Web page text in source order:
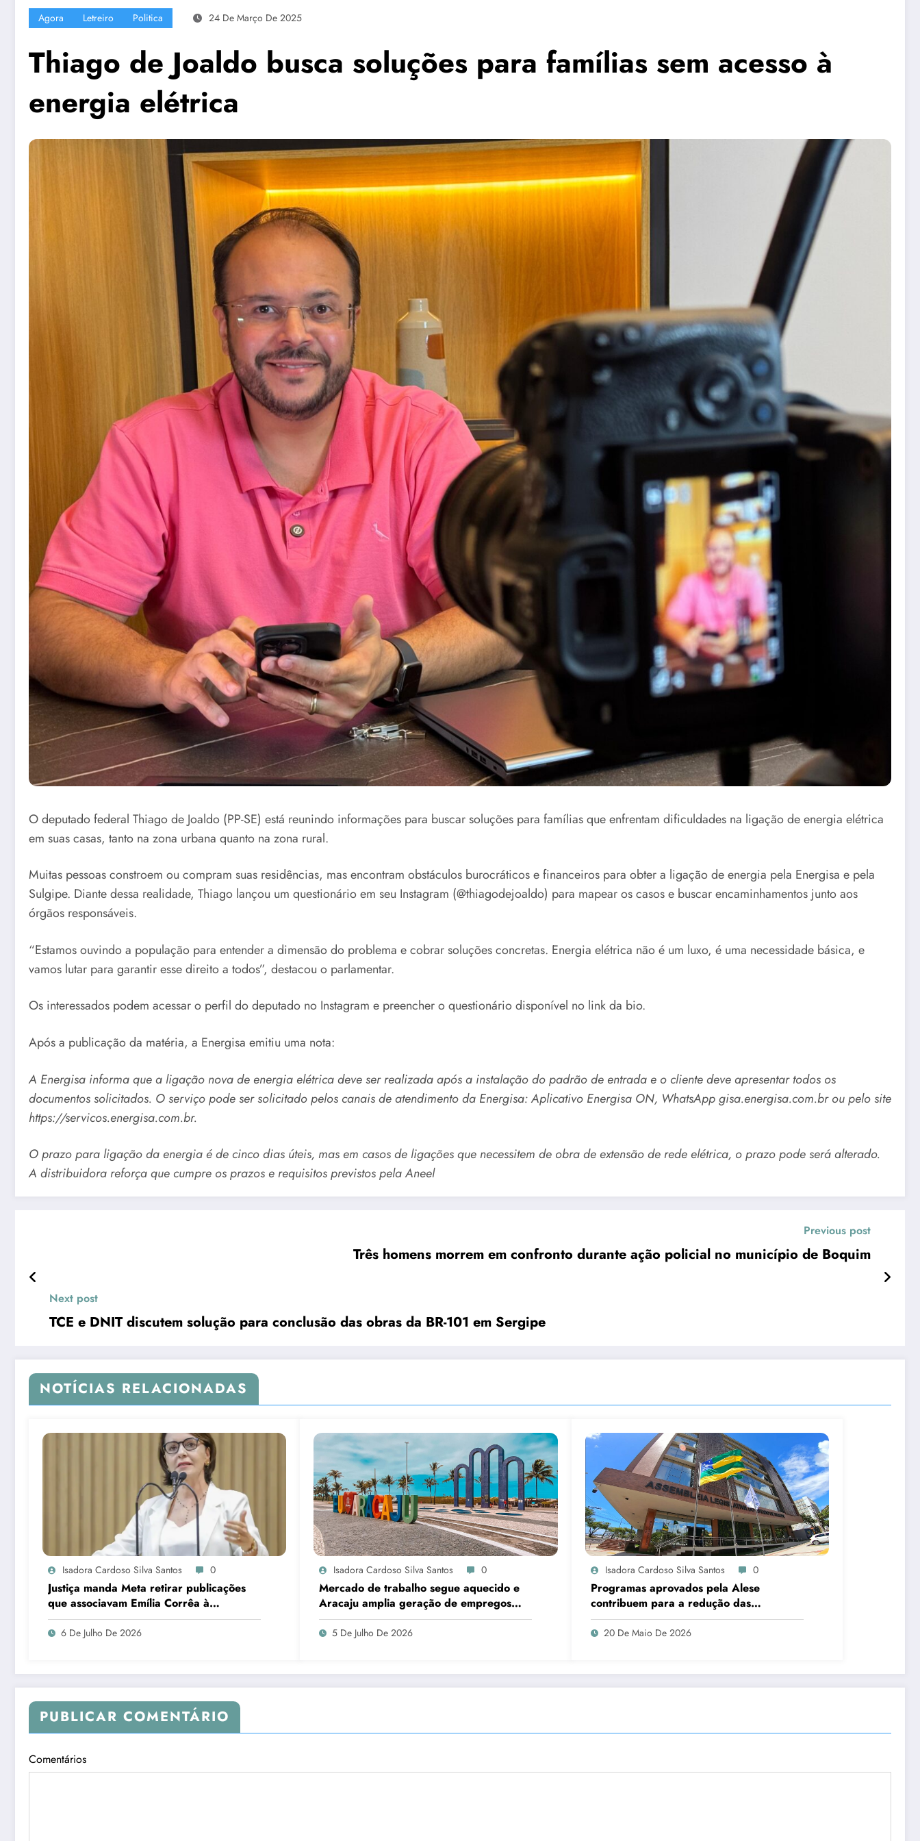
Agora Letreiro Politica 24 De Março De 2025
Thiago de Joaldo busca soluções para famílias sem acesso à
energia elétrica
O deputado federal Thiago de Joaldo (PP-SE) está reunindo informações para buscar soluções para famílias que enfrentam dificuldades na ligação de energia elétrica
em suas casas, tanto na zona urbana quanto na zona rural.
Muitas pessoas constroem ou compram suas residências, mas encontram obstáculos burocráticos e financeiros para obter a ligação de energia pela Energisa e pela
Sulgipe. Diante dessa realidade, Thiago lançou um questionário em seu Instagram (@thiagodejoaldo) para mapear os casos e buscar encaminhamentos junto aos
órgãos responsáveis.
“Estamos ouvindo a população para entender a dimensão do problema e cobrar soluções concretas. Energia elétrica não é um luxo, é uma necessidade básica, e
vamos lutar para garantir esse direito a todos”, destacou o parlamentar.
Os interessados podem acessar o perfil do deputado no Instagram e preencher o questionário disponível no link da bio.
Após a publicação da matéria, a Energisa emitiu uma nota:
A Energisa informa que a ligação nova de energia elétrica deve ser realizada após a instalação do padrão de entrada e o cliente deve apresentar todos os
documentos solicitados. O serviço pode ser solicitado pelos canais de atendimento da Energisa: Aplicativo Energisa ON, WhatsApp gisa.energisa.com.br ou pelo site
https://servicos.energisa.com.br.
O prazo para ligação da energia é de cinco dias úteis, mas em casos de ligações que necessitem de obra de extensão de rede elétrica, o prazo pode será alterado.
A distribuidora reforça que cumpre os prazos e requisitos previstos pela Aneel
Previous post
Três homens morrem em confronto durante ação policial no município de Boquim
Next post
TCE e DNIT discutem solução para conclusão das obras da BR-101 em Sergipe
NOTÍCIAS RELACIONADAS
Isadora Cardoso Silva Santos 0
Justiça manda Meta retirar publicações
que associavam Emília Corrêa à
corrupção e identificar responsáveis
6 De Julho De 2026
Isadora Cardoso Silva Santos 0
Mercado de trabalho segue aquecido e
Aracaju amplia geração de empregos
formais
5 De Julho De 2026
Isadora Cardoso Silva Santos 0
Programas aprovados pela Alese
contribuem para a redução das
desigualdades em Sergipe
20 De Maio De 2026
PUBLICAR COMENTÁRIO
Comentários